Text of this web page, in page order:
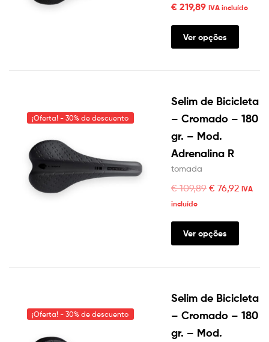
€ 219,89 IVA incluído
Ver opções
¡Oferta! - 30% de descuento
Selim de Bicicleta
– Cromado – 180
gr. – Mod.
Adrenalina R
tomada
€109,89 € 76,92 IVA
incluído
Ver opções
¡Oferta! - 30% de descuento
Selim de Bicicleta
– Cromado – 180
gr. – Mod.